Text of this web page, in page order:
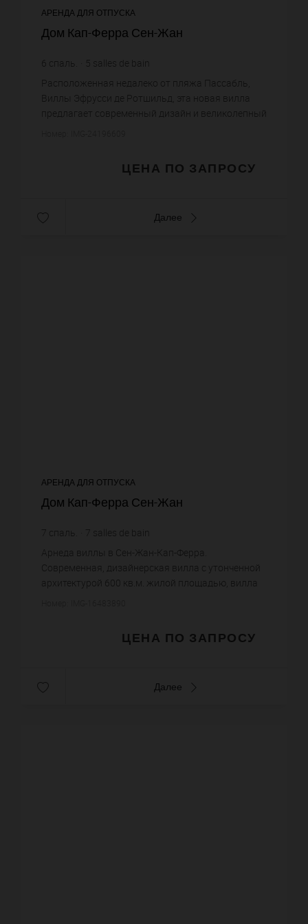
АРЕНДА ДЛЯ ОТПУСКА
Дом Кап-Ферра Сен-Жан
6 спаль. 5 salles de bain
Расположенная недалеко от пляжа Пассабль,
Виллы Эфрусси де Ротшильд, эта новая вилла
предлагает современный дизайн и великолепный
ЦЕНА ПО ЗАПРОСУ
Далее
АРЕНДА ДЛЯ ОТПУСКА
Дом Кап-Ферра Сен-Жан
7 спаль. 7 salles de bain
Арнеда виллы в Сен-Жан-Кап-Ферра.
Современная, дизайнерская вилла с утонченной
архитектурой 600 кв.м. жилой площадью, вилла
ЦЕНА ПО ЗАПРОСУ
Далее